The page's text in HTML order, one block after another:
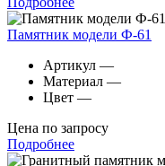
Памятник модели Ф-61
Артикул —
Материал —
Цвет —
Цена по запросу
Подробнее